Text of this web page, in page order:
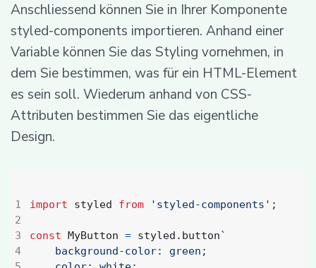
Anschliessend können Sie in Ihrer Komponente
styled-components importieren. Anhand einer
Variable können Sie das Styling vornehmen, in
dem Sie bestimmen, was für ein HTML-Element
es sein soll. Wiederum anhand von CSS-
Attributen bestimmen Sie das eigentliche
Design.
4
import styled from 'styled-components' ;
const MyButton = styled . button